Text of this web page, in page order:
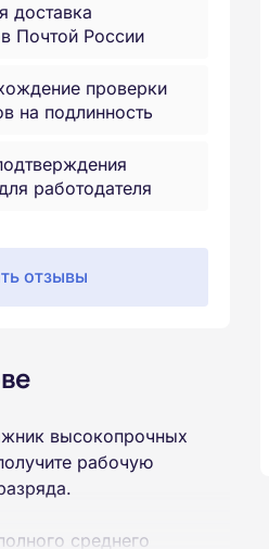
доставка
Почтой России
проверки
на подлинность
работодателя
отзывы
высокопрочных
рабочую
среднего